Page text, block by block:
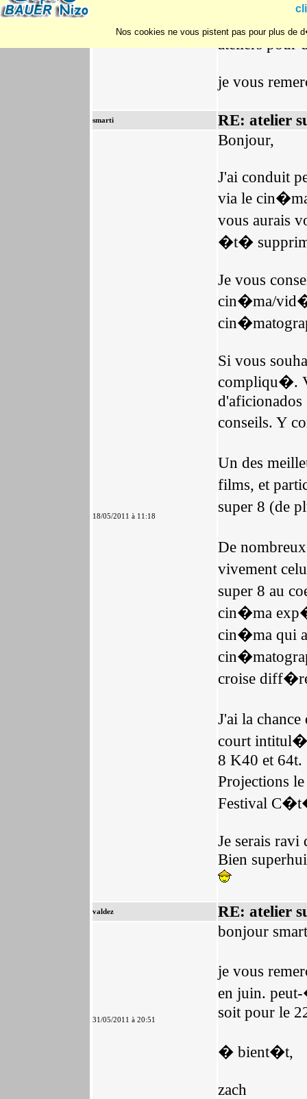
ateliers pour
je vous
smarti RE: atelier
18/05/2011 à 11:18
Bonjour,
J'ai conduit
via le
vous aurais
�t�
Je vous
cin�ma/
Si vous
compliqu�.
d'aficionados
conseils. Y
Un des
films, et
super 8 (de
De
vivement
super 8 au
cin�ma
cin�ma qui a
croise
J'ai la
court
8 K40 et 64t.
Projections
Festival
Je serais ravi
Bien
valdez RE: atelier
31/05/2011 à 20:51
bonjour
je vous
en juin.
soit pour le
� bient�t,
zach
Nos cookies ne vous pistent pas pour plus